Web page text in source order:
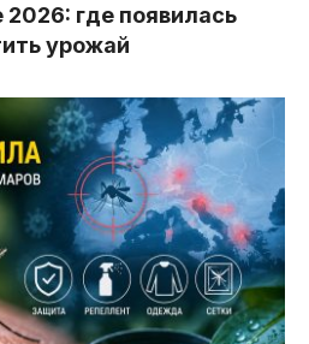
2026: где появилась
урожай